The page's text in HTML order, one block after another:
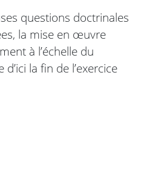
questions doctrinales
la mise en œuvre
à l’échelle du
la fin de l’exercice